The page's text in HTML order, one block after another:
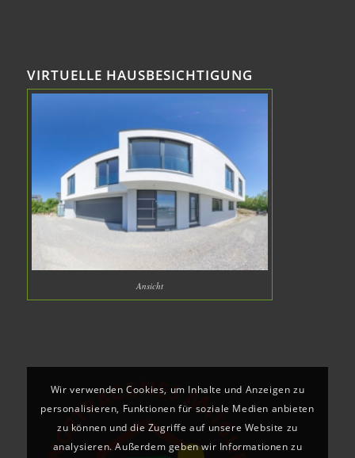
VIRTUELLE HAUSBESICHTIGUNG
Ansicht
Wir verwenden Cookies, um Inhalte und Anzeigen zu
personalisieren, Funktionen für soziale Medien anbieten
zu können und die Zugriffe auf unsere Website zu
analysieren. Außerdem geben wir Informationen zu